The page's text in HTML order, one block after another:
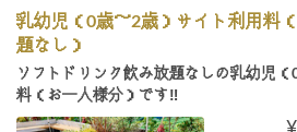
乳幼児（0歳～2歳）サイト利用料
題なし）
ソフトドリンク飲み放題なしの乳幼児
料（お一人様分）です‼